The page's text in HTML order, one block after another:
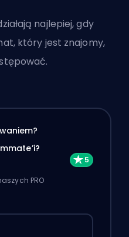
najlepiej, gdy
który jest znajomy,
PRO